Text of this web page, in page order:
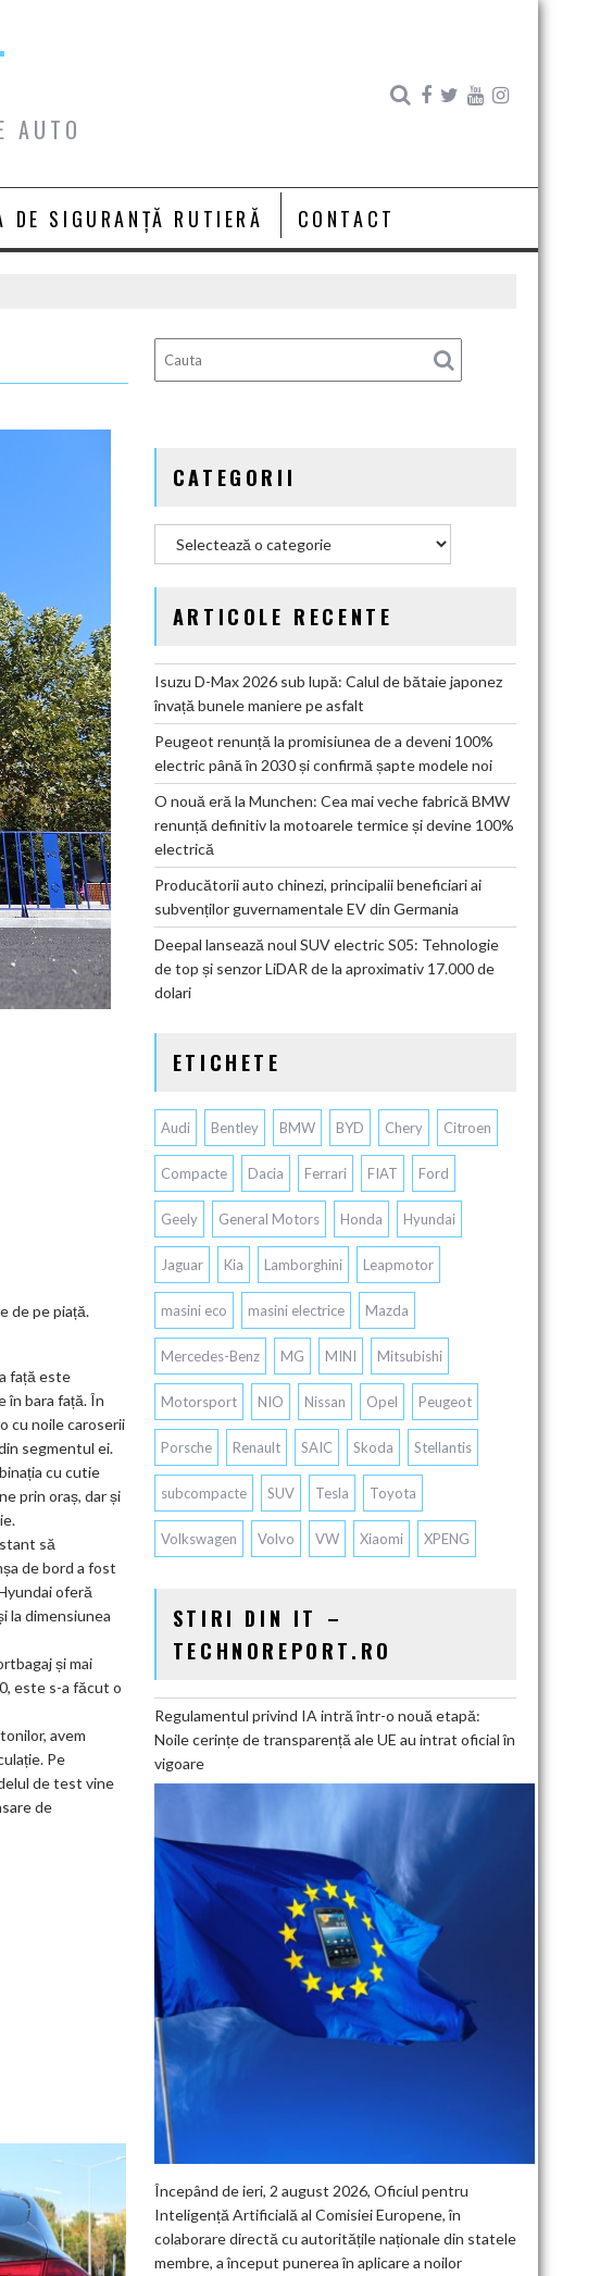
AUTO
DE SIGURANȚĂ RUTIERĂ CONTACT
de pe piață.
față este
în bara față. În
cu noile caroserii
segmentul ei.
cu cutie
prin oraș, dar și
să
de bord a fost
oferă
la dimensiunea
și mai
este s-a făcut o
avem
Pe
de test vine
de
CATEGORII
ARTICOLE RECENTE
Isuzu D-Max 2026 sub lupă: Calul de bătaie japonez
învață bunele maniere pe asfalt
Peugeot renunță la promisiunea de a deveni 100%
electric până în 2030 și confirmă șapte modele noi
O nouă eră la Munchen: Cea mai veche fabrică BMW
renunță definitiv la motoarele termice și devine 100%
electrică
Producătorii auto chinezi, principalii beneficiari ai
subvenților guvernamentale EV din Germania
Deepal lansează noul SUV electric S05: Tehnologie
de top și senzor LiDAR de la aproximativ 17.000 de
dolari
ETICHETE
Audi Bentley BMW BYD Chery Citroen
Compacte Dacia Ferrari FIAT Ford
Geely General Motors Honda Hyundai
Jaguar Kia Lamborghini Leapmotor
masini eco masini electrice Mazda
Mercedes-Benz MG MINI Mitsubishi
Motorsport NIO Nissan Opel Peugeot
Porsche Renault SAIC Skoda Stellantis
subcompacte SUV Tesla Toyota
Volkswagen Volvo VW Xiaomi XPENG
STIRI DIN IT –
TECHNOREPORT.RO
Regulamentul privind IA intră într-o nouă etapă:
Noile cerințe de transparență ale UE au intrat oficial în
vigoare
Începând de ieri, 2 august 2026, Oficiul pentru
Inteligență Artificială al Comisiei Europene, în
colaborare directă cu autoritățile naționale din statele
membre, a început punerea în aplicare a noilor